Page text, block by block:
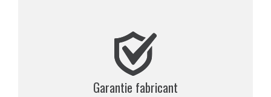
Garantie fabricant